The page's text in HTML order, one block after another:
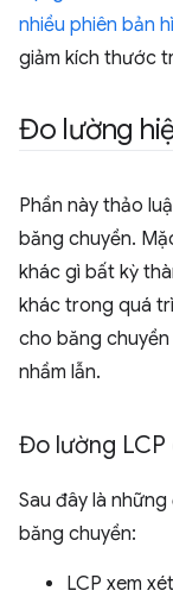
nhiều phiên bản
giảm kích thước
Đo lường
Phần này thảo
băng chuyền.
khác gì bất kỳ
khác trong quá
cho băng
nhầm lẫn.
Đo lường LCP
Sau đây là
băng chuyền:
LCP xem